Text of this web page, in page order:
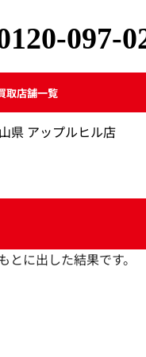
097-
取店舗一覧
県 アップルヒル店
に出した結果です。